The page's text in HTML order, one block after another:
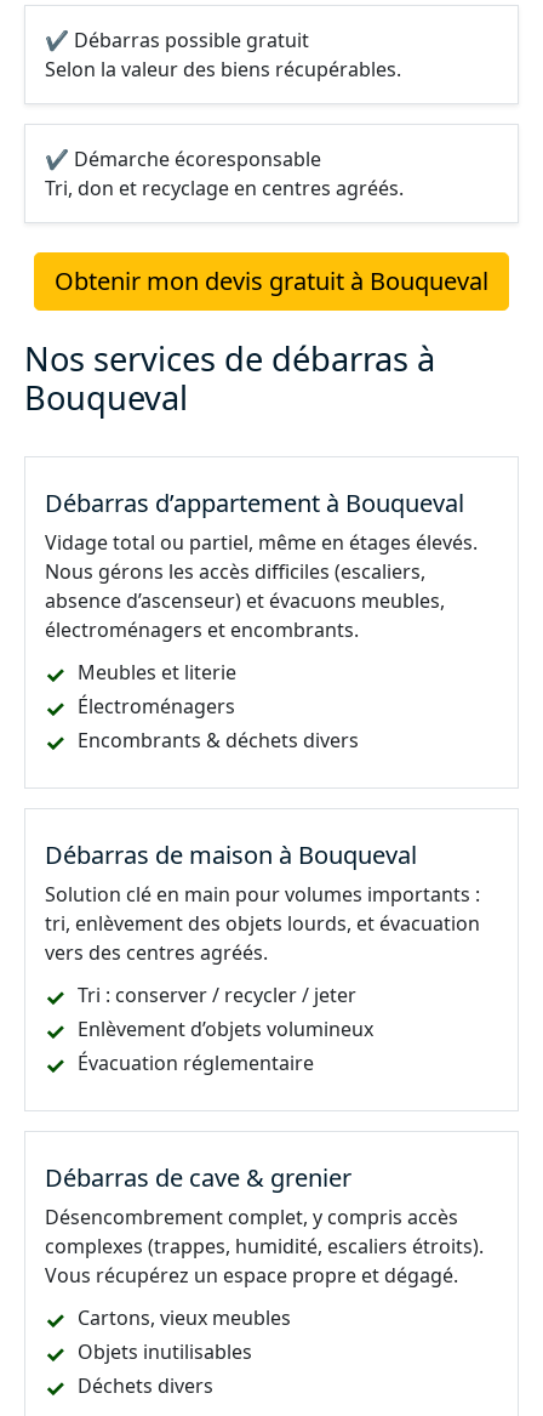
✔ Débarras possible gratuit
Selon la valeur des biens récupérables.
✔ Démarche écoresponsable
Tri, don et recyclage en centres agréés.
Obtenir mon devis gratuit à Bouqueval
Nos services de débarras à
Bouqueval
Débarras d’appartement à Bouqueval
Vidage total ou partiel, même en étages élevés.
Nous gérons les accès difficiles (escaliers,
absence d’ascenseur) et évacuons meubles,
électroménagers et encombrants.
Meubles et literie
Électroménagers
Encombrants & déchets divers
Débarras de maison à Bouqueval
Solution clé en main pour volumes importants :
tri, enlèvement des objets lourds, et évacuation
vers des centres agréés.
Tri : conserver / recycler / jeter
Enlèvement d’objets volumineux
Évacuation réglementaire
Débarras de cave & grenier
Désencombrement complet, y compris accès
complexes (trappes, humidité, escaliers étroits).
Vous récupérez un espace propre et dégagé.
Cartons, vieux meubles
Objets inutilisables
Déchets divers